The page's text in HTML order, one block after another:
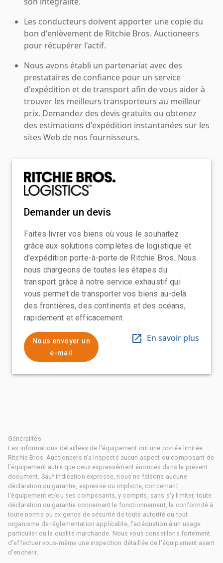
Les conducteurs doivent apporter une copie du
bon d'enlèvement de Ritchie Bros. Auctioneers
pour récupérer l'actif.
Nous avons établi un partenariat avec des
prestataires de confiance pour un service
d'expédition et de transport afin de vous aider à
trouver les meilleurs transporteurs au meilleur
prix. Demandez des devis gratuits ou obtenez
des estimations d'expédition instantanées sur les
sites Web de nos fournisseurs.
Demander un devis
Faites livrer vos biens où vous le souhaitez
grâce aux solutions complètes de logistique et
d'expédition porte-à-porte de Ritchie Bros. Nous
nous chargeons de toutes les étapes du
transport grâce à notre service exhaustif qui
vous permet de transporter vos biens au-delà
des frontières, des continents et des océans,
rapidement et efficacement.
Nous envoyer un
e-mail
En savoir plus
Généralités
Les informations détaillées de l'équipement ont une portée limitée.
Ritchie Bros. Auctioneers n'a inspecté aucun aspect ou composant de
l'équipement autre que ceux expressément énoncés dans le présent
document. Sauf indication expresse, nous ne faisons aucune
déclaration ou garantie, expresse ou implicite, concernant
l'équipement et/ou ses composants, y compris, sans s'y limiter, toute
déclaration ou garantie concernant le fonctionnement, la conformité à
toute norme ou exigence de sécurité de toute autorité ou tout
organisme de réglementation applicable, l'adéquation à un usage
particulier ou la qualité marchande. Nous vous conseillons fortement
d'effectuer vous-même une inspection détaillée de l'équipement avant
d'enchérir.